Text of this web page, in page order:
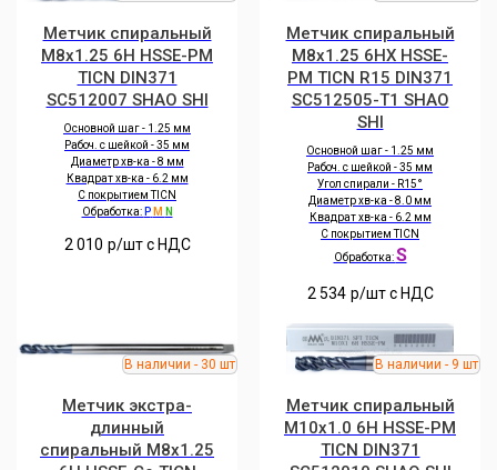
Метчик спиральный
M8x1.25 6H HSSE-PM
TICN DIN371
SC512007 SHAO SHI
Основной шаг - 1.25 мм
Рабоч. с шейкой - 35 мм
Диаметр хв-ка - 8 мм
Квадрат хв-ка - 6.2 мм
С покрытием TICN
Обработка: P M N
2 010 р/шт c НДС
Метчик спиральный
M8x1.25 6HX HSSE-
PM TICN R15 DIN371
SC512505-T1 SHAO
SHI
Основной шаг - 1.25 мм
Рабоч. с шейкой - 35 мм
Угол спирали - R15°
Диаметр хв-ка - 8.0 мм
Квадрат хв-ка - 6.2 мм
С покрытием TICN
Обработка:S
2 534 р/шт c НДС
Метчик экстра-
длинный
спиральный M8x1.25
Метчик спиральный
M10x1.0 6H HSSE-PM
TICN DIN371